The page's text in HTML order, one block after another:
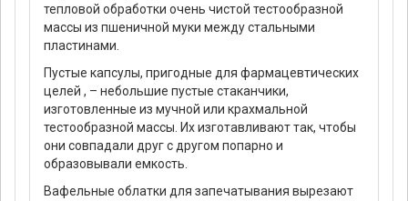
тепловой обработки очень чистой тестообразной
массы из пшеничной муки между стальными
пластинами.
Пустые капсулы, пригодные для фармацевтических
целей , – небольшие пустые стаканчики,
изготовленные из мучной или крахмальной
тестообразной массы. Их изготавливают так, чтобы
они совпадали друг с другом попарно и
образовывали емкость.
Вафельные облатки для запечатывания вырезают